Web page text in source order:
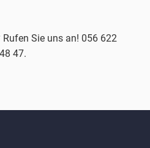
Sie uns an! 056 622
48 47.